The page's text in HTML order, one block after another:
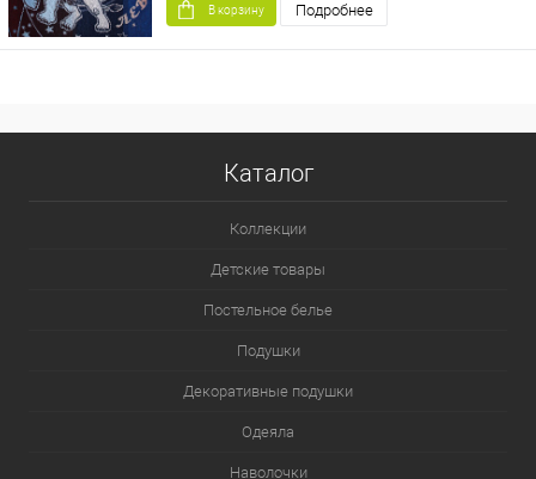
В корзину Подробнее
Каталог
Коллекции
Детские товары
Постельное белье
Подушки
Декоративные подушки
Одеяла
Наволочки